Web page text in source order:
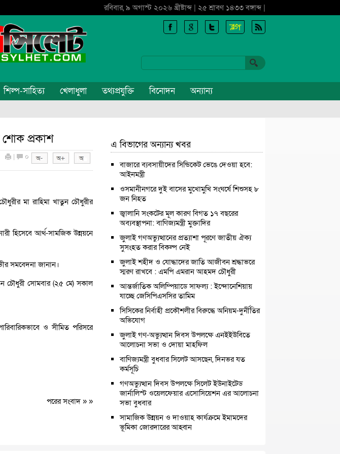
রবিবার, ৯ অগাস্ট ২০২৬ খ্রীষ্টাব্দ | ২৫ শ্রাবণ ১৪৩৩ বঙ্গাব্দ |
শিল্প-সাহিত্য খেলাধুলা তথ্যপ্রযুক্তি বিনোদন অন্যান্য
শোক প্রকাশ
| ০
মা রাহিমা খাতুন চৌধুরীর
হিসেবে আর্থ-সামজিক উন্নয়নে
সমবেদনা জানান।
চৌধুরী সোমবার (২৫ মে) সকাল
ও সীমিত পরিসরে
পরের সংবাদ » »
এ বিভাগের অন্যান্য খবর
বাজারে ব্যবসায়ীদের সিন্ডিকেট ভেঙে দেওয়া হবে:
আইনমন্ত্রী
ওসমানীনগরে দুই বাসের মুখোমুখি সংঘর্ষে শিশুসহ ৮
জন নিহত
জ্বালানি সংকটের মূল কারণ বিগত ১৭ বছরের
অব্যবস্থাপনা: বাণিজ্যমন্ত্রী মুক্তাদির
জুলাই গণঅভ্যুত্থানের প্রত্যাশা পূরণে জাতীয় ঐক্য
সুসংহত করার বিকল্প নেই
জুলাই শহীদ ও যোদ্ধাদের জাতি আজীবন শ্রদ্ধাভরে
স্মরণ রাখবে : এমপি এমরান আহমদ চৌধুরী
আন্তর্জাতিক অলিম্পিয়াডে সাফল্য : ইন্দোনেশিয়ায়
যাচ্ছে জেসিপিএসসির তামিম
সিসিকের নির্বাহী প্রকৌশলীর বিরুদ্ধে অনিয়ম-দুর্নীতির
অভিযোগ
জুলাই গণ-অভ্যুত্থান দিবস উপলক্ষে এনইইউবিতে
আলোচনা সভা ও দোয়া মাহফিল
বাণিজ্যমন্ত্রী বুধবার সিলেট আসছেন, দিনভর যত
কর্মসূচি
গণঅভ্যুত্থান দিবস উপলক্ষে সিলেট ইউনাইটেড
জার্নালিস্ট ওয়েলফেয়ার এসোসিয়েশন এর আলোচনা
সভা বুধবার
সামাজিক উন্নয়ন ও দাওয়াহ কার্যক্রমে ইমামদের
ভূমিকা জোরদারের আহ্বান